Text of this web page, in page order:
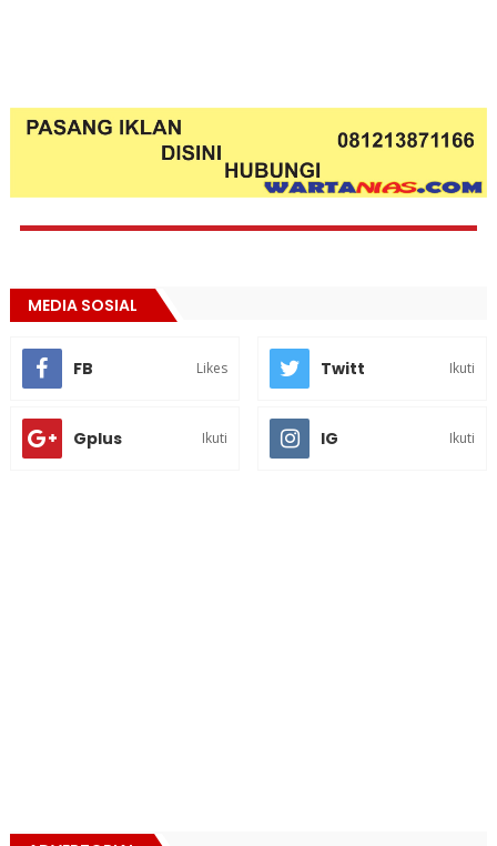
MEDIA SOSIAL
FB Likes Twitt Ikuti
Gplus Ikuti IG Ikuti